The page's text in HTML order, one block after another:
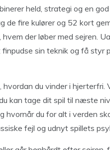
held, strategi og en
de fire kulører og 52 kort
der løber med sejren.
sin teknik og få styr
hvordan du vinder i
kan tage dit spil til næste
du for alt i verden
fejl og udnyt spillets